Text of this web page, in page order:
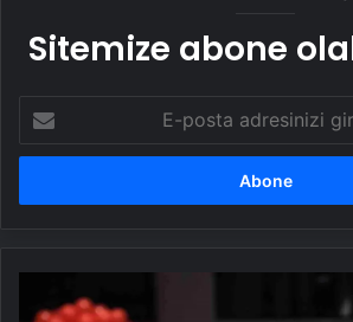
Sitemize abone
posta
adresinizi
Belediyesi'nden